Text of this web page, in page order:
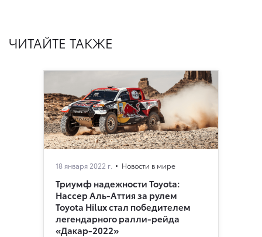
ЧИТАЙТЕ ТАКЖЕ
18 января 2022 г. Новости в мире
Триумф надежности Toyota:
Нассер Аль-Аттия за рулем
Toyota Hilux стал победителем
легендарного ралли-рейда
«Дакар-2022»